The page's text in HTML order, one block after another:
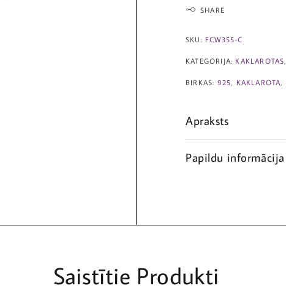
SHARE
SKU: FCW355-C
KATEGORIJA: KAKLAROTAS
BIRKAS: 925 KAKLAROTA
Apraksts
Papildu informācija
Saistītie Produkti